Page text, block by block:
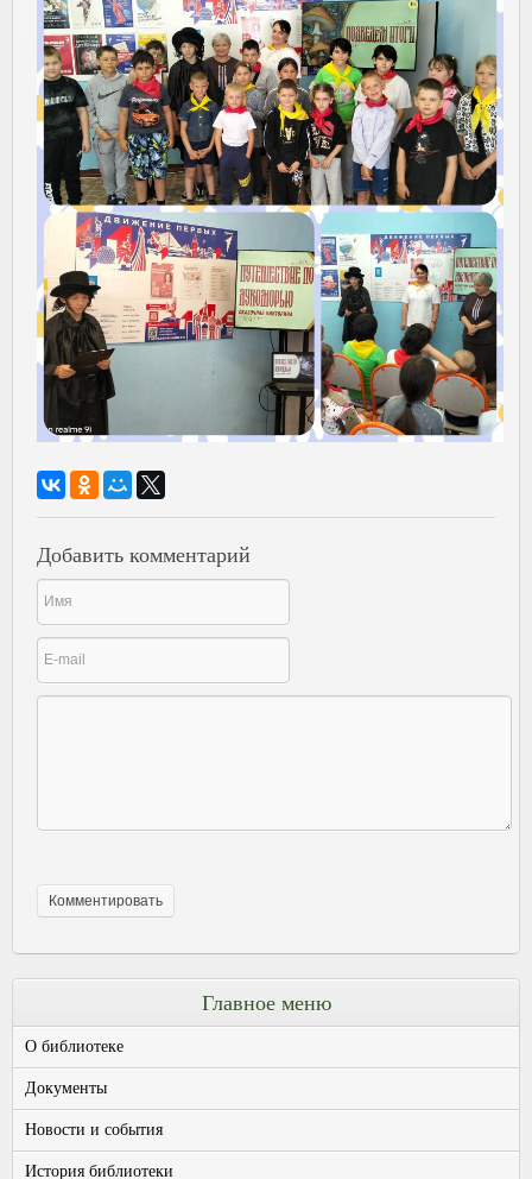
Добавить комментарий
Главное меню
О библиотеке
Документы
Новости и события
История библиотеки